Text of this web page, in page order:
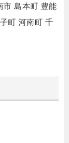
市 島本町 豊能
町 河南町 千